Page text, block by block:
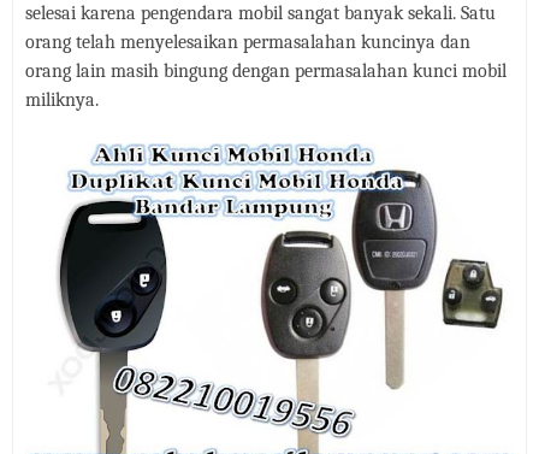
selesai karena pengendara mobil sangat banyak sekali. Satu
orang telah menyelesaikan permasalahan kuncinya dan
orang lain masih bingung dengan permasalahan kunci mobil
miliknya.